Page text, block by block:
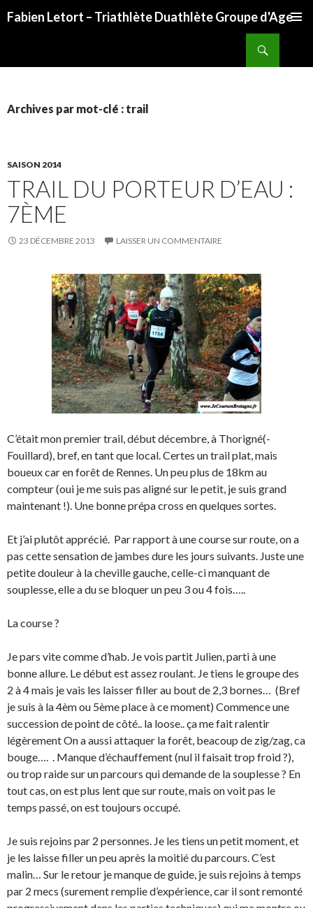
Fabien Letort – Triathlète Duathlète Groupe d'Age
Archives par mot-clé : trail
SAISON 2014
TRAIL DU PORTEUR D’EAU :
7ÈME
23 DÉCEMBRE 2013 LAISSER UN COMMENTAIRE
C’était mon premier trail, début décembre, à Thorigné(-
Fouillard), bref, en tant que local. Certes un trail plat, mais
boueux car en forêt de Rennes. Un peu plus de 18km au
compteur (oui je me suis pas aligné sur le petit, je suis grand
maintenant !). Une bonne prépa cross en quelques sortes.
Et j’ai plutôt apprécié. Par rapport à une course sur route, on a
pas cette sensation de jambes dure les jours suivants. Juste une
petite douleur à la cheville gauche, celle-ci manquant de
souplesse, elle a du se bloquer un peu 3 ou 4 fois…..
La course ?
Je pars vite comme d’hab. Je vois partit Julien, parti à une
bonne allure. Le début est assez roulant. Je tiens le groupe des
2 à 4 mais je vais les laisser filler au bout de 2,3 bornes… (Bref
je suis à la 4èm ou 5ème place à ce moment) Commence une
succession de point de côté.. la loose.. ça me fait ralentir
légèrement On a aussi attaquer la forêt, beacoup de zig/zag, ca
bouge…. . Manque d’échauffement (nul il faisait trop froid ?),
ou trop raide sur un parcours qui demande de la souplesse ? En
tout cas, on est plus lent que sur route, mais on voit pas le
temps passé, on est toujours occupé.
Je suis rejoins par 2 personnes. Je les tiens un petit moment, et
je les laisse filler un peu après la moitié du parcours. C’est
malin… Sur le retour je manque de guide, je suis rejoins à temps
par 2 mecs (surement remplie d’expérience, car il sont remonté